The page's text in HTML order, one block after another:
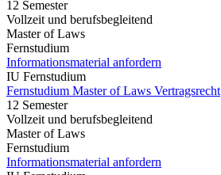
12 Semester
Vollzeit und berufsbegleitend
Master of Laws
Fernstudium
Informationsmaterial anfordern
IU Fernstudium
Fernstudium Master of Laws Vertragsrecht
12 Semester
Vollzeit und berufsbegleitend
Master of Laws
Fernstudium
Informationsmaterial anfordern